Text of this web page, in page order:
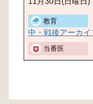
中・戦後アーカイ